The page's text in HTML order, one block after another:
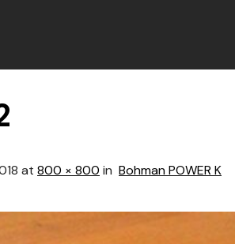
at 800 × 800 in Bohman POWER K